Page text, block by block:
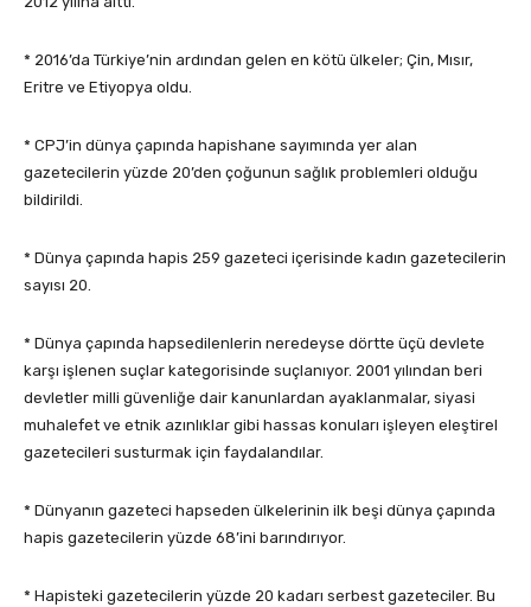
* 2016’da Türkiye’nin ardından gelen en kötü ülkeler; Çin, Mısır,
Eritre ve Etiyopya oldu.
* CPJ’in dünya çapında hapishane sayımında yer alan
gazetecilerin yüzde 20’den çoğunun sağlık problemleri olduğu
bildirildi.
* Dünya çapında hapis 259 gazeteci içerisinde kadın gazetecilerin
sayısı 20.
* Dünya çapında hapsedilenlerin neredeyse dörtte üçü devlete
karşı işlenen suçlar kategorisinde suçlanıyor. 2001 yılından beri
devletler milli güvenliğe dair kanunlardan ayaklanmalar, siyasi
muhalefet ve etnik azınlıklar gibi hassas konuları işleyen eleştirel
gazetecileri susturmak için faydalandılar.
* Dünyanın gazeteci hapseden ülkelerinin ilk beşi dünya çapında
hapis gazetecilerin yüzde 68’ini barındırıyor.
* Hapisteki gazetecilerin yüzde 20 kadarı serbest gazeteciler. Bu